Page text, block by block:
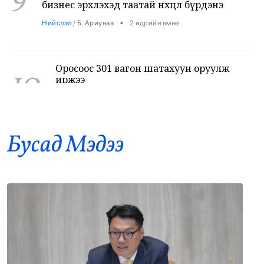
10
иржээ
Бодлого шийдвэр/ Х. Болормаа • 2 өдрийн өмнө
11 Дэлхий /АДМИН •
АДМИН •
Мотоциклийн араас зориуд мөргөсөн
Бусад Mэдээ